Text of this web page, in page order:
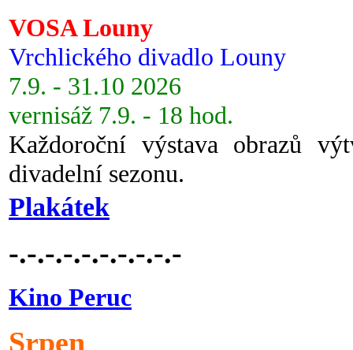
VOSA Louny
Vrchlického divadlo Louny
7.9. - 31.10 2026
vernisáž 7.9. - 18 hod.
Každoroční výstava obrazů
divadelní sezonu.
Plakátek
-.-.-.-.-.-.-.-.-.-
Kino Peruc
Srpen